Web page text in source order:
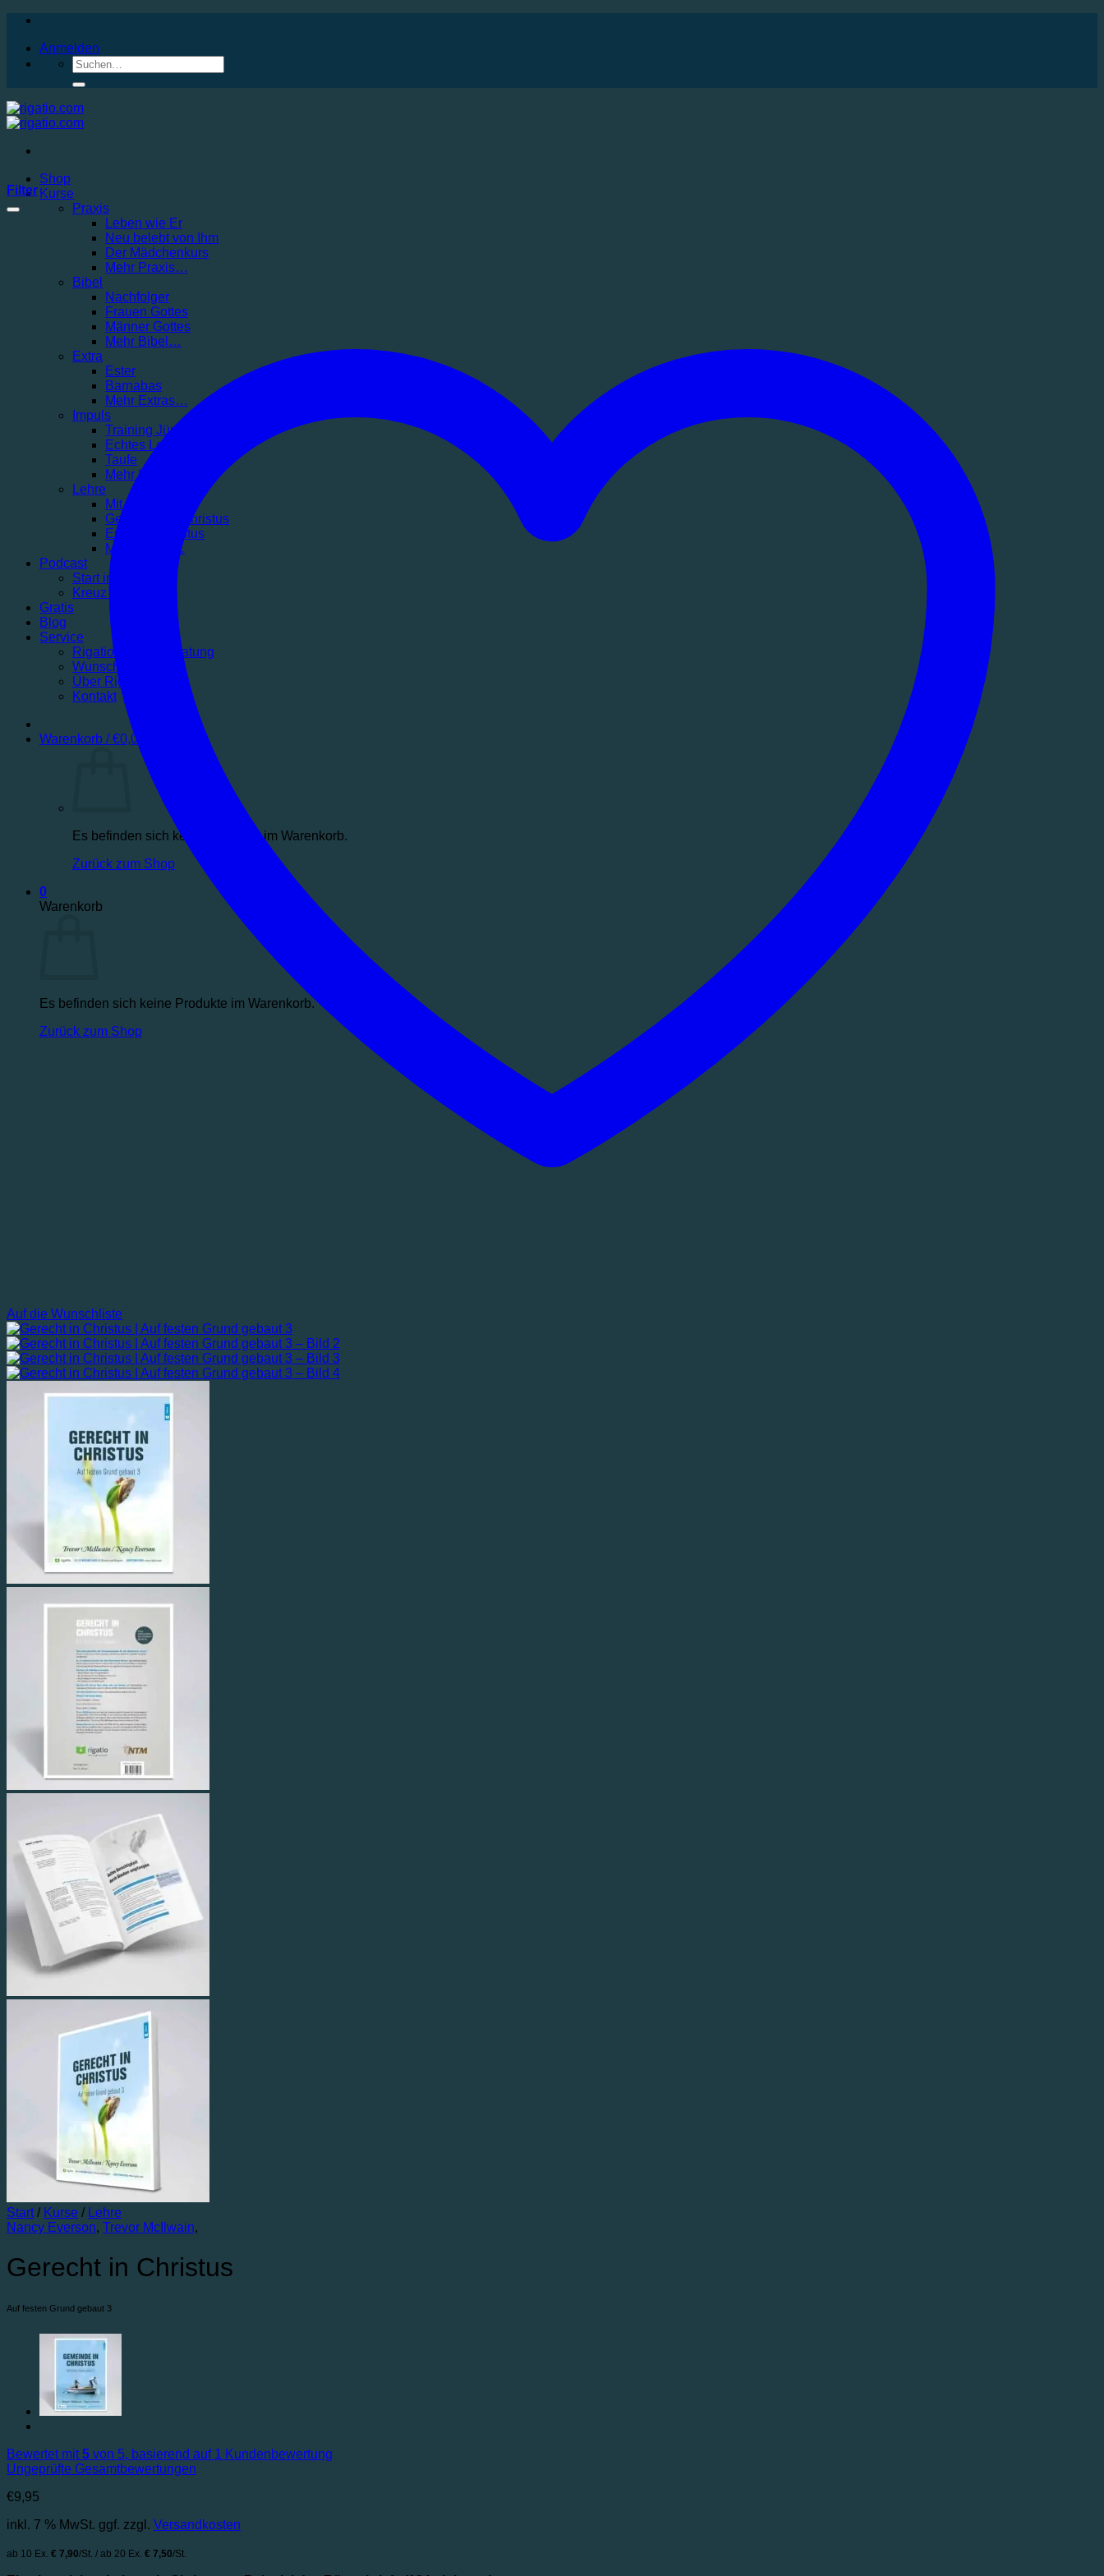
Zum
springenAnmelden
Suchen
nach:
Shop
Kurse
Praxis
Leben wie Er
Neu belebt von Ihm
Der Mädchenkurs
Mehr Praxis…
Bibel
Nachfolger
Frauen Gottes
Männer Gottes
Mehr Bibel…
Extra
Ester
Barnabas
Mehr Extras…
Impuls
Training Jüngerschaft
Echtes Leben finden
Taufe
Mehr Impuls…
Lehre
Mit Sicherheit
Geborgen in Christus
Erlöst in Christus
Mehr Lehre…
Podcast
Start in den Tag
Kreuz und Klar
Gratis
Blog
Service
Rigatio Produktberatung
Wunschliste
Über Rigatio
Kontakt
Warenkorb /€0,00
Es befinden sich keine Produkte im Warenkorb.
Zurück zum Shop
0
Warenkorb
Es befinden sich keine Produkte im Warenkorb.
Zurück zum Shop
Filter
Auf die Wunschliste
Start / Kurse / Lehre
Nancy Everson, Trevor McIlwain,
Gerecht in Christus
Auf festen Grund gebaut 3
Bewertet mit5 von 5, basierend auf 1 Kundenbewertung
Ungeprüfte Gesamtbewertungen
€9,95
inkl. 7 % MwSt. ggf. zzgl. Versandkosten
ab 10 Ex. € 7,90/St. / ab 20 Ex. € 7,50/St.